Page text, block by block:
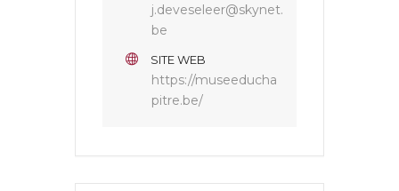
j.deveseleer@skynet.
be
SITE WEB
https://museeducha
pitre.be/